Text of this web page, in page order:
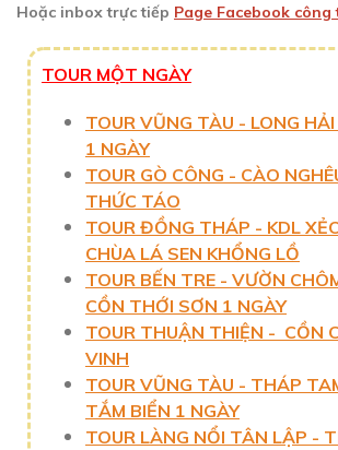
Hoặc inbox trực tiếp Page Facebook
TOUR MỘT NGÀY
TOUR VŨNG TÀU - LONG
1 NGÀY
TOUR GÒ CÔNG - CÀO
THỨC TÁO
TOUR ĐỒNG THÁP - KDL
CHÙA LÁ SEN KHỔNG LỒ
TOUR BẾN TRE - VƯỜN
CỒN THỚI SƠN 1 NGÀY
TOUR THUẬN THIỆN - CỒN
VINH
TOUR VŨNG TÀU - THÁP
TẮM BIỂN 1 NGÀY
TOUR LÀNG NỔI TÂN LẬP -